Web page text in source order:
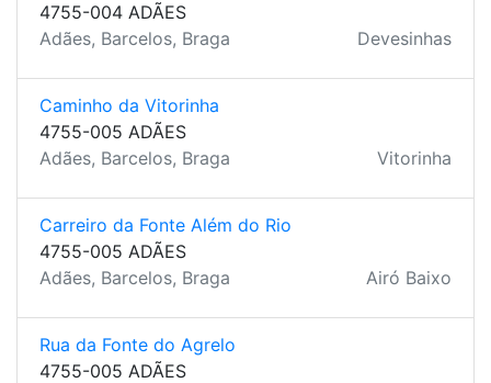
4755-004 ADÃES
Adães, Barcelos, Braga
Devesinhas
Caminho da Vitorinha
4755-005 ADÃES
Adães, Barcelos, Braga
Vitorinha
Carreiro da Fonte Além do Rio
4755-005 ADÃES
Adães, Barcelos, Braga
Airó Baixo
Rua da Fonte do Agrelo
4755-005 ADÃES